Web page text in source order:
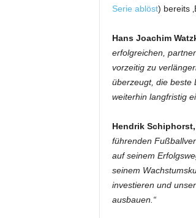
Serie ablöst) bereits
Hans Joachim
erfolgreichen,
vorzeitig zu
überzeugt, die beste
weiterhin langfristig
Hendrik
führenden
auf seinem
seinem
investieren und
ausbauen.“